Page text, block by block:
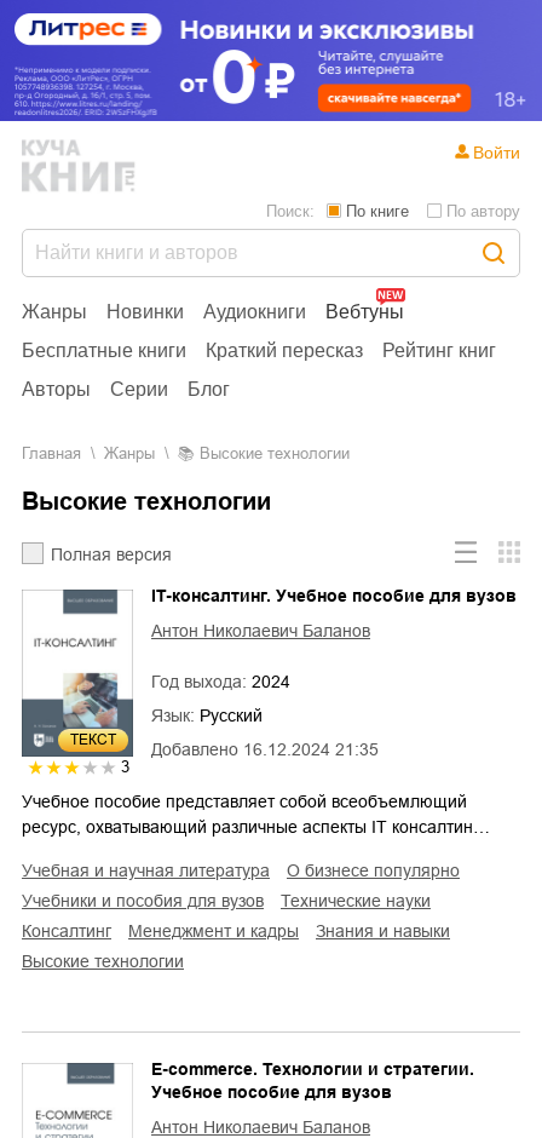
Жанры Новинки Аудиокниги
Вебтуны
Бесплатные книги
Краткий пересказ
Рейтинг книг
Авторы
Серии Блог
Поиск: По книге По автору
Войти
Главная Жанры Высокие технологии
Высокие технологии
Полная версия
ТЕКСТ
3
Добавлено 16.12.2024 21:35
IT-консалтинг. Учебное пособие для вузов
Антон Николаевич Баланов
Год выхода: 2024
Язык: Русский
Учебное пособие представляет собой всеобъемлющий
ресурс, охватывающий различные аспекты IT консалтин…
учебная и научная литература
о бизнесе популярно
учебники и пособия для вузов
технические науки
консалтинг
менеджмент и кадры
знания и навыки
высокие технологии
E-commerce. Технологии и стратегии.
Учебное пособие для вузов
Антон Николаевич Баланов